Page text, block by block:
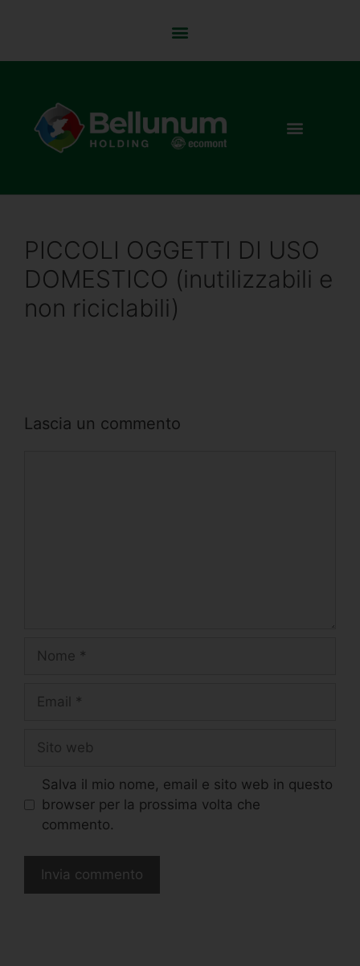
PICCOLI OGGETTI DI USO
DOMESTICO (inutilizzabili e
non riciclabili)
Lascia un commento
Salva il mio nome, email e sito web in questo
browser per la prossima volta che
commento.